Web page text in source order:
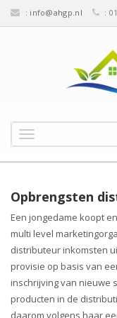
: info@ahgp.nl :
Opbrengsten
Een jongedame koopt
multi level
distributeur inkomsten
provisie op basis van
inschrijving van nieuwe
producten in de
daarom volgens haar